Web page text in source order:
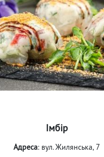
Імбір
Адреса: вул. Жилянська, 7